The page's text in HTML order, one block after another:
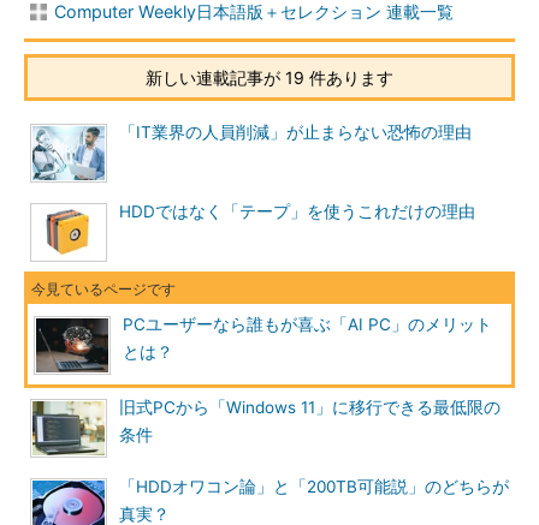
Computer Weekly日本語版＋セレクション 連載一覧
新しい連載記事が 19 件あります
「IT業界の人員削減」が止まらない恐怖の理由
HDDではなく「テープ」を使うこれだけの理由
PCユーザーなら誰もが喜ぶ「AI PC」のメリット
とは？
旧式PCから「Windows 11」に移行できる最低限の
条件
「HDDオワコン論」と「200TB可能説」のどちらが
真実？